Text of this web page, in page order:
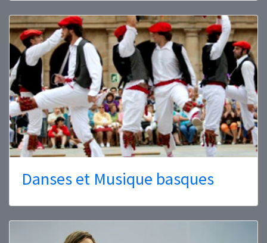
Danses et Musique basques